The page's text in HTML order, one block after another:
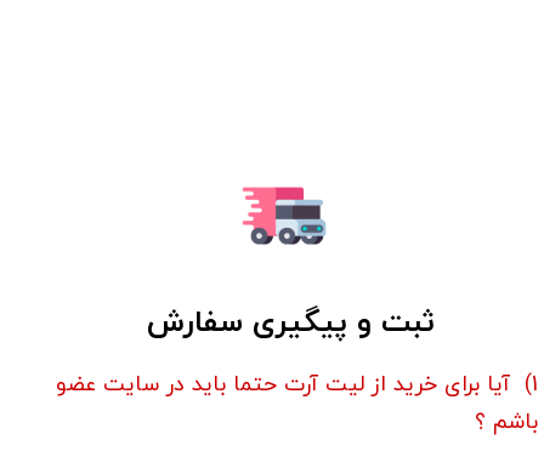
ثبت و پیگیری سفارش​​​​​​​
1) آیا برای خرید از لیت آرت حتما باید در سایت عضو
باشم ؟